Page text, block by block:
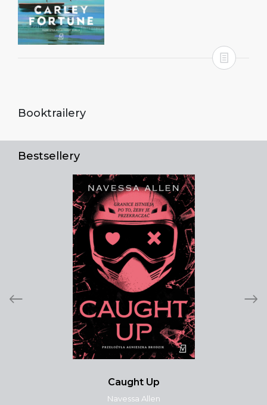
Booktrailery
Bestsellery
Caught Up
Navessa Allen